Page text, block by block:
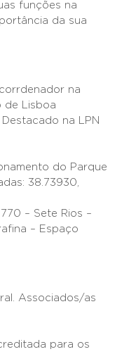
funções na
da sua
na
de Lisboa
na LPN
do Parque
38.73930,
– Sete Rios –
– Espaço
Associados/as
para os